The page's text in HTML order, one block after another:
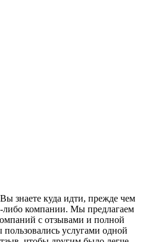
знаете куда идти, прежде чем
либо компании. Мы предлагаем
с отзывами и полной
услугами одной